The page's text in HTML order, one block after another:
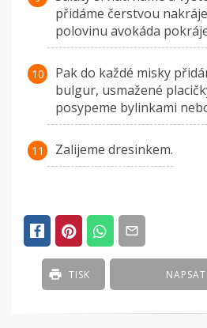
přidáme čerstvou
polovinu avokáda
Pak do každé misky
bulgur, usmažené
posypeme bylinkami
Zalijeme dresinkem.
TISK